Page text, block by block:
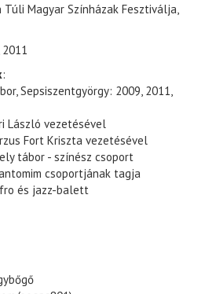
Magyar Színházak Fesztiválja,
2011
:
Sepsiszentgyörgy: 2009, 2011,
László vezetésével
Fort Kriszta vezetésével
tábor - színész csoport
csoportjának tagja
és jazz-balett